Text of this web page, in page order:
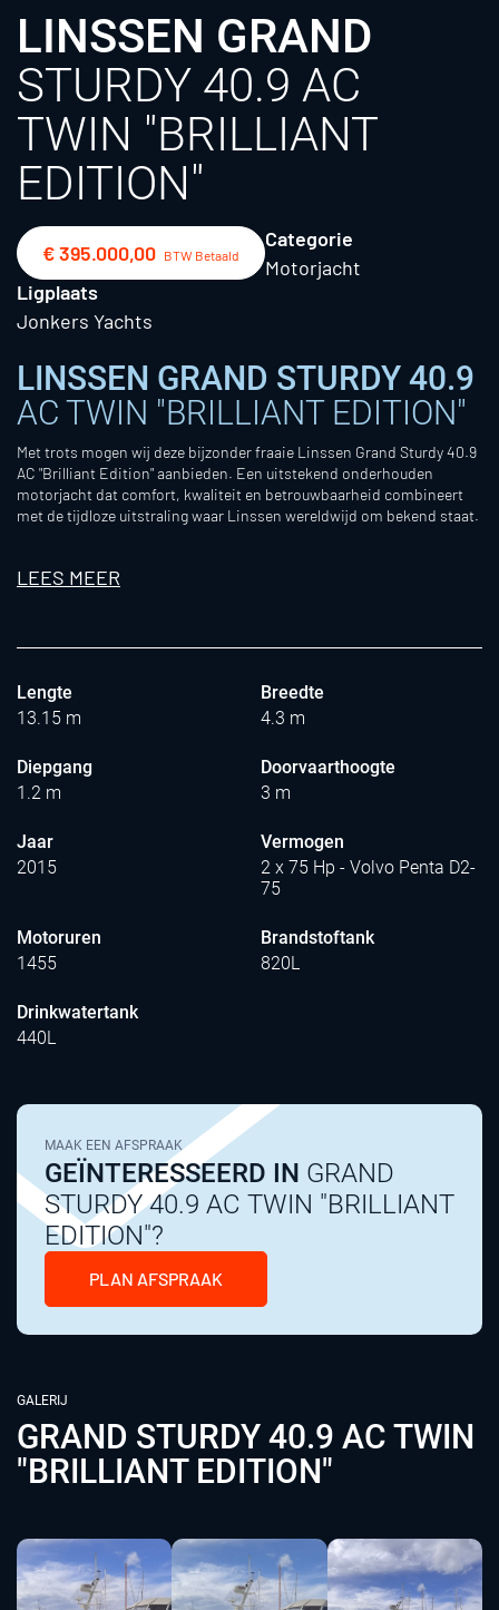
LINSSEN GRAND
STURDY 40.9 AC
TWIN "BRILLIANT
EDITION"
€ 395.000,00 BTW Betaald
Categorie
Motorjacht
Ligplaats
Jonkers Yachts
LINSSEN GRAND STURDY 40.9
AC TWIN "BRILLIANT EDITION"
Met trots mogen wij deze bijzonder fraaie Linssen Grand Sturdy 40.9
AC "Brilliant Edition" aanbieden. Een uitstekend onderhouden
motorjacht dat comfort, kwaliteit en betrouwbaarheid combineert
met de tijdloze uitstraling waar Linssen wereldwijd om bekend staat.
LEES MEER
Lengte
13.15 m
Breedte
4.3 m
Diepgang
1.2 m
Doorvaarthoogte
3 m
Jaar
2015
Vermogen
2 x 75 Hp - Volvo Penta D2-
75
Motoruren
1455
Brandstoftank
820L
Drinkwatertank
440L
MAAK EEN AFSPRAAK
GEÏNTERESSEERD IN GRAND
STURDY 40.9 AC TWIN "BRILLIANT
EDITION"?
PLAN AFSPRAAK
GALERIJ
GRAND STURDY 40.9 AC TWIN
"BRILLIANT EDITION"